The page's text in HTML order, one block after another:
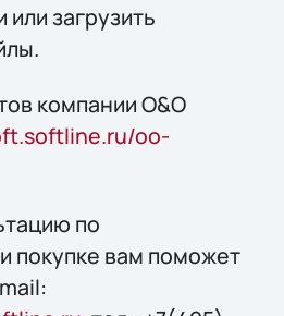
или загрузить
компании O&O
oo-
по
покупке вам поможет